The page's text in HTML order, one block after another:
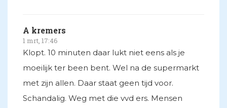
A kremers
1 mrt, 17:46
Klopt. 10 minuten daar lukt niet eens als je
moeilijk ter been bent. Wel na de supermarkt
met zijn allen. Daar staat geen tijd voor.
Schandalig. Weg met die vvd ers. Mensen